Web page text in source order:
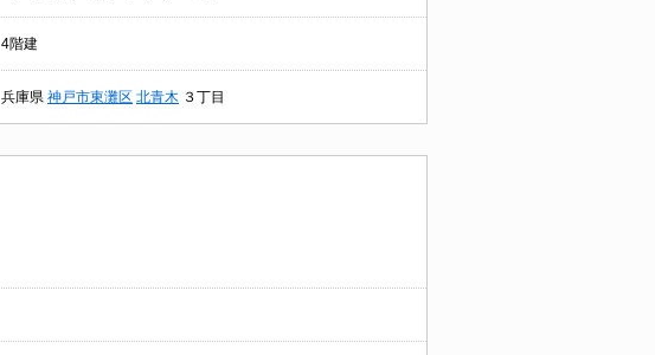
4階建
兵庫県 神戸市東灘区 北青木 ３丁目